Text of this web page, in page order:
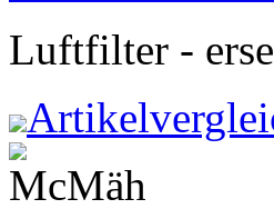
Luftfilter -